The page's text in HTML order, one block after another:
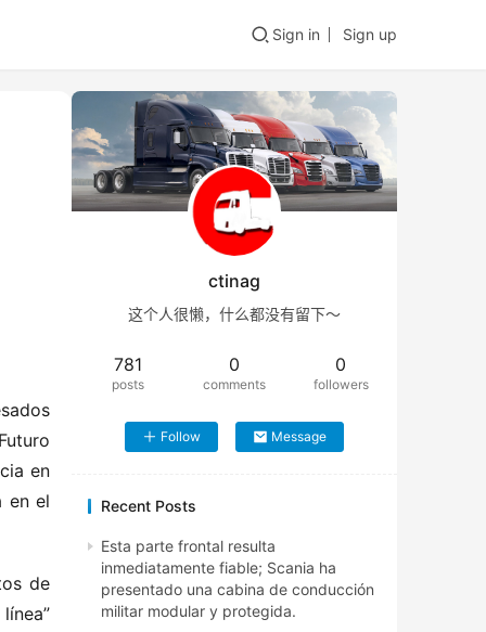
Sign in Sign up
en
en el
de
ctinag
这个人很懒，什么都没有留下～
781
posts
0
comments
0
followers
Follow Message
Recent Posts
Esta parte frontal resulta
inmediatamente fiable; Scania ha
presentado una cabina de conducción
militar modular y protegida.